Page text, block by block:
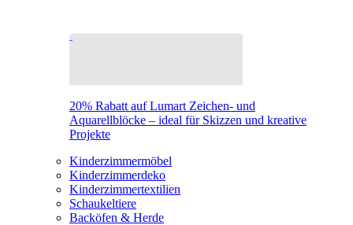
20% Rabatt auf Lumart Zeichen- und
Aquarellblöcke – ideal für Skizzen und kreative
Projekte
Kinderzimmermöbel
Kinderzimmerdeko
Kinderzimmertextilien
Schaukeltiere
Backöfen & Herde